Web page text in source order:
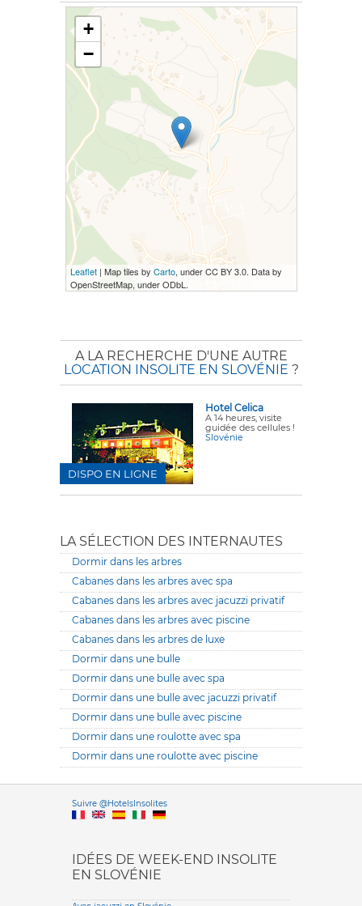
+
−
Leaflet| Map tiles by Carto, under CC BY 3.0. Data by
OpenStreetMap, under ODbL.
A LA RECHERCHE D'UNE AUTRE
LOCATION INSOLITE EN SLOVÉNIE ?
Hotel Celica
A 14 heures, visite
guidée des cellules !
Slovénie
DISPO EN LIGNE
LA SÉLECTION DES INTERNAUTES
Dormir dans les arbres
Cabanes dans les arbres avec spa
Cabanes dans les arbres avec jacuzzi privatif
Cabanes dans les arbres avec piscine
Cabanes dans les arbres de luxe
Dormir dans une bulle
Dormir dans une bulle avec spa
Dormir dans une bulle avec jacuzzi privatif
Dormir dans une bulle avec piscine
Dormir dans une roulotte avec spa
Dormir dans une roulotte avec piscine
Suivre @HotelsInsolitesVersione
IDÉES DE WEEK-END INSOLITE
EN SLOVÉNIE